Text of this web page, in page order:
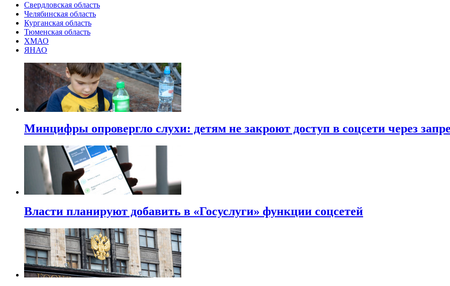
Свердловская область
Челябинская область
Курганская область
Тюменская область
ХМАО
ЯНАО
Минцифры опровергло слухи: детям не закроют доступ в соцсети через
Власти планируют добавить в «Госуслуги» функции соцсетей